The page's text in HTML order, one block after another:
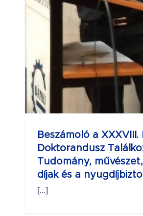
Beszámoló a XXXVIII.
Doktorandusz
Tudomány,
díjak és a
[...]